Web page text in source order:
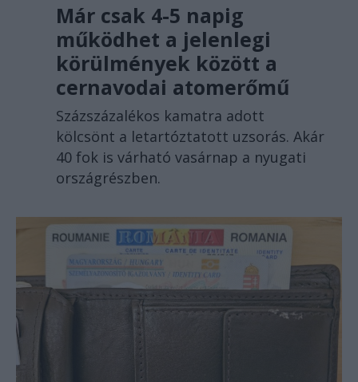
Már csak 4-5 napig
működhet a jelenlegi
körülmények között a
cernavodai atomerőmű
Százszázalékos kamatra adott
kölcsönt a letartóztatott uzsorás. Akár
40 fok is várható vasárnap a nyugati
országrészben.